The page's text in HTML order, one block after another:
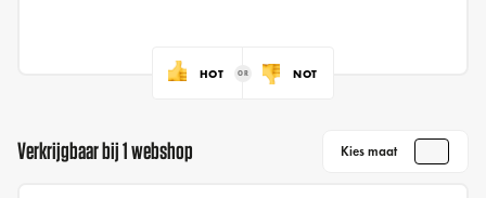
HOT NOT
Verkrijgbaar bij 1 webshop Kies maat